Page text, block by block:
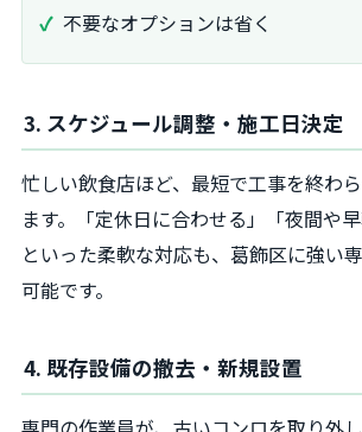
不要なオプションは省く
3. スケジュール調整・施工日決定
忙しい飲食店ほど、最短で工事を終わ
ます。「定休日に合わせる」「夜間や早
といった柔軟な対応も、葛飾区に強い
可能です。
4. 既存設備の撤去・新規設置